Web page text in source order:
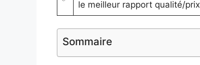
le meilleur rapport qualité/
Sommaire